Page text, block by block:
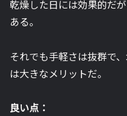
乾燥した日には効果的だ
ある。
それでも手軽さは抜群で
は大きなメリットだ。
良い点：